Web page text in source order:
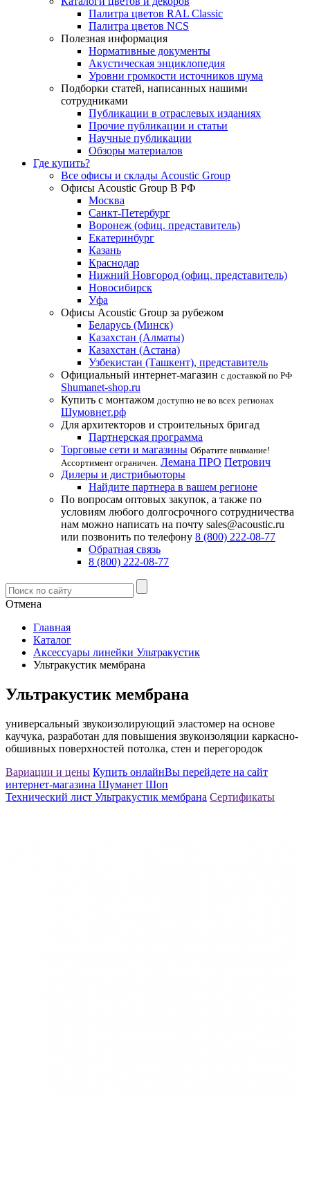
Палитра цветов RAL Сlassic
Палитра цветов NCS
Полезная информация
Нормативные документы
Акустическая энциклопедия
Уровни громкости источников шума
Подборки статей, написанных нашими
сотрудниками
Публикации в отраслевых изданиях
Прочие публикации и статьи
Научные публикации
Обзоры материалов
Где купить?
Все офисы и склады Acoustic Group
Офисы Acoustic Group В РФ
Москва
Санкт-Петербург
Воронеж (офиц. представитель)
Екатеринбург
Казань
Краснодар
Нижний Новгород (офиц. представитель)
Новосибирск
Уфа
Офисы Acoustic Group за рубежом
Беларусь (Минск)
Казахстан (Алматы)
Казахстан (Астана)
Узбекистан (Ташкент), представитель
Официальный интернет-магазин с доставкой по РФ
Shumanet-shop.ru
Купить с монтажом доступно не во всех регионах
Шумовнет.рф
Для архитекторов и строительных бригад
Партнерская программа
Торговые сети и магазины Обратите внимание!
Ассортимент ограничен. Лемана ПРО Петрович
Дилеры и дистрибьюторы
Найдите партнера в вашем регионе
По вопросам оптовых закупок, а также по
условиям любого долгосрочного сотрудничества
нам можно написать на почту sales@acoustic.ru
или позвонить по телефону 8 (800) 222-08-77
Обратная связь
8 (800) 222-08-77
Отмена
Главная
Каталог
Аксессуары линейки Ультракустик
Ультракустик мембрана
Ультракустик мембрана
универсальный звукоизолирующий эластомер на основе
каучука, разработан для повышения звукоизоляции каркасно-
обшивных поверхностей потолка, стен и перегородок
Вариации и цены Купить онлайнВы перейдете на сайт
интернет-магазина Шуманет Шоп
Технический лист Ультракустик мембрана Сертификаты